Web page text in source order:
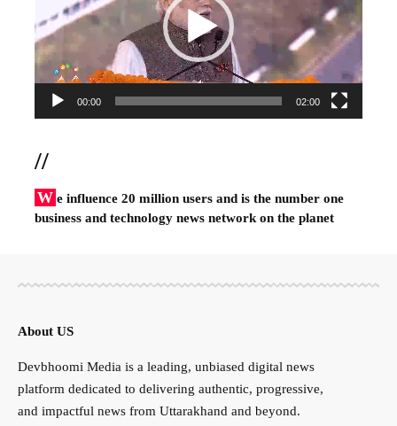
00:00 02:00
//
W e influence 20 million users and is the number one
business and technology news network on the planet
About US
Devbhoomi Media is a leading, unbiased digital news
platform dedicated to delivering authentic, progressive,
and impactful news from Uttarakhand and beyond.